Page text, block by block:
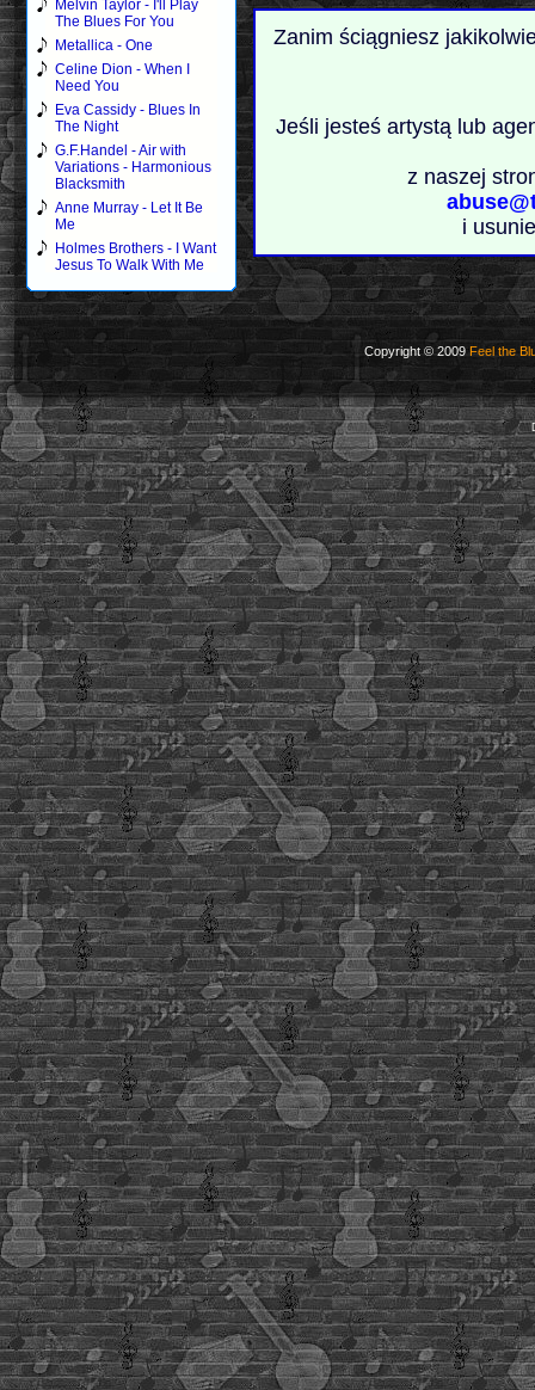
Melvin Taylor - I'll Play
The Blues For You
Metallica - One
Celine Dion - When I
Need You
Eva Cassidy - Blues In
The Night
G.F.Handel - Air with
Variations - Harmonious
Blacksmith
Anne Murray - Let It Be
Me
Holmes Brothers - I Want
Jesus To Walk With Me
Zanim ściągniesz
Jeśli jesteś artystą lub
z naszej
i
Copyright © 2009Feel the